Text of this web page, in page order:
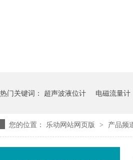
热门关键词： 超声波液位计 电磁流量计
您的位置： 乐动网站网页版 > 产品频